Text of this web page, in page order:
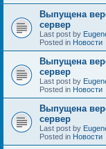
Выпущена
сервер
Last post by
Posted in Новости
Выпущена
сервер
Last post by
Posted in Новости
Выпущена
сервер
Last post by
Posted in Новости